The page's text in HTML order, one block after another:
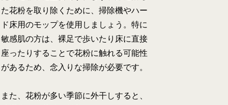
た花粉を取り除くために、掃除機やハー
ド床用のモップを使用しましょう。特に
敏感肌の方は、裸足で歩いたり床に直接
座ったりすることで花粉に触れる可能性
があるため、念入りな掃除が必要です。
また、花粉が多い季節に外干しすると、